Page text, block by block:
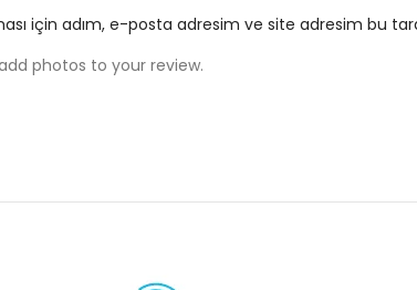
için adım, e-posta adresim ve site adresim bu
photos to your review.